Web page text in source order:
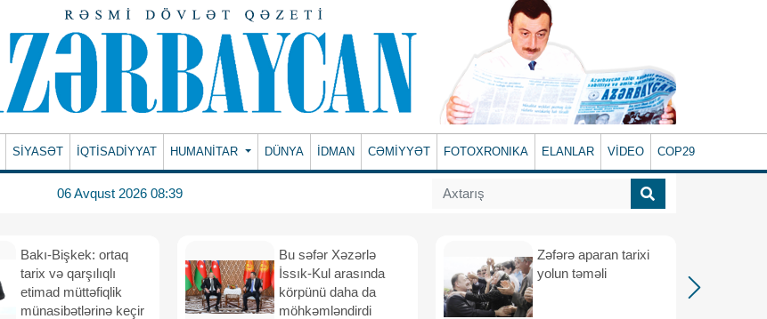
SİYASƏT İQTİSADİYYAT HUMANITAR DÜNYA İDMAN CƏMİYYƏT FOTOXRONIKA ELANLAR VİDEO COP29
06 Avqust 2026 08:39
Bakı-Bişkek: ortaq
tarix və qarşılıqlı
etimad müttəfiqlik
münasibətlərinə keçir
Bu səfər Xəzərlə
İssık-Kul arasında
körpünü daha da
möhkəmləndirdi
Zəfərə aparan tarixi
yolun təməli